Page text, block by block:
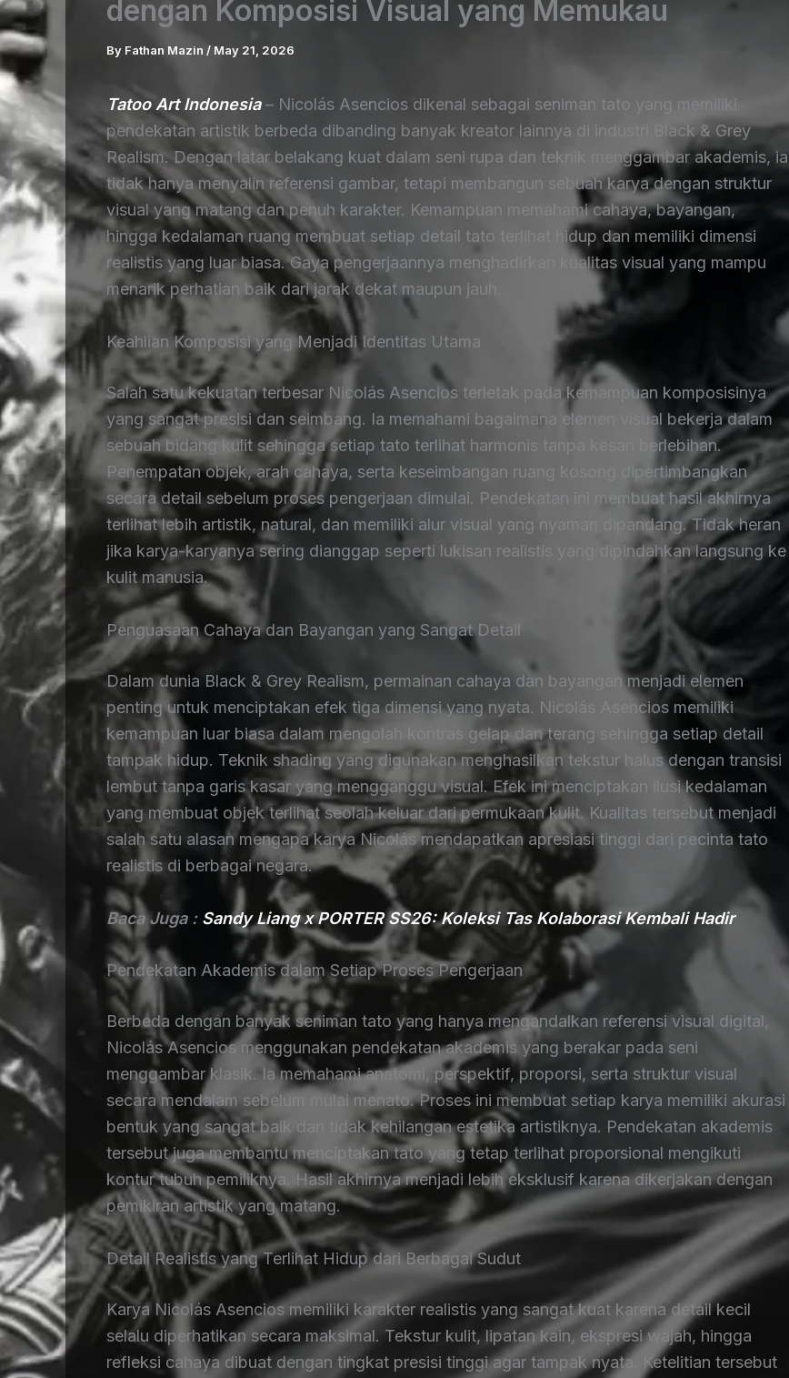
dengan Komposisi Visual yang Memukau
By Fathan Mazin / May 21, 2026
Tatoo Art Indonesia– Nicolás Asencios dikenal sebagai seniman tato yang memiliki
pendekatan artistik berbeda dibanding banyak kreator lainnya di industri Black & Grey
Realism. Dengan latar belakang kuat dalam seni rupa dan teknik menggambar akademis, ia
tidak hanya menyalin referensi gambar, tetapi membangun sebuah karya dengan struktur
visual yang matang dan penuh karakter. Kemampuan memahami cahaya, bayangan,
hingga kedalaman ruang membuat setiap detail tato terlihat hidup dan memiliki dimensi
realistis yang luar biasa. Gaya pengerjaannya menghadirkan kualitas visual yang mampu
menarik perhatian baik dari jarak dekat maupun jauh.
Keahlian Komposisi yang Menjadi Identitas Utama
Salah satu kekuatan terbesar Nicolás Asencios terletak pada kemampuan komposisinya
yang sangat presisi dan seimbang. Ia memahami bagaimana elemen visual bekerja dalam
sebuah bidang kulit sehingga setiap tato terlihat harmonis tanpa kesan berlebihan.
Penempatan objek, arah cahaya, serta keseimbangan ruang kosong dipertimbangkan
secara detail sebelum proses pengerjaan dimulai. Pendekatan ini membuat hasil akhirnya
terlihat lebih artistik, natural, dan memiliki alur visual yang nyaman dipandang. Tidak heran
jika karya-karyanya sering dianggap seperti lukisan realistis yang dipindahkan langsung ke
kulit manusia.
Penguasaan Cahaya dan Bayangan yang Sangat Detail
Dalam dunia Black & Grey Realism, permainan cahaya dan bayangan menjadi elemen
penting untuk menciptakan efek tiga dimensi yang nyata. Nicolás Asencios memiliki
kemampuan luar biasa dalam mengolah kontras gelap dan terang sehingga setiap detail
tampak hidup. Teknik shading yang digunakan menghasilkan tekstur halus dengan transisi
lembut tanpa garis kasar yang mengganggu visual. Efek ini menciptakan ilusi kedalaman
yang membuat objek terlihat seolah keluar dari permukaan kulit. Kualitas tersebut menjadi
salah satu alasan mengapa karya Nicolás mendapatkan apresiasi tinggi dari pecinta tato
realistis di berbagai negara.
Baca Juga : Sandy Liang x PORTER SS26: Koleksi Tas Kolaborasi Kembali Hadir
Pendekatan Akademis dalam Setiap Proses Pengerjaan
Berbeda dengan banyak seniman tato yang hanya mengandalkan referensi visual digital,
Nicolás Asencios menggunakan pendekatan akademis yang berakar pada seni
menggambar klasik. Ia memahami anatomi, perspektif, proporsi, serta struktur visual
secara mendalam sebelum mulai menato. Proses ini membuat setiap karya memiliki akurasi
bentuk yang sangat baik dan tidak kehilangan estetika artistiknya. Pendekatan akademis
tersebut juga membantu menciptakan tato yang tetap terlihat proporsional mengikuti
kontur tubuh pemiliknya. Hasil akhirnya menjadi lebih eksklusif karena dikerjakan dengan
pemikiran artistik yang matang.
Detail Realistis yang Terlihat Hidup dari Berbagai Sudut
Karya Nicolás Asencios memiliki karakter realistis yang sangat kuat karena detail kecil
selalu diperhatikan secara maksimal. Tekstur kulit, lipatan kain, ekspresi wajah, hingga
refleksi cahaya dibuat dengan tingkat presisi tinggi agar tampak nyata. Ketelitian tersebut